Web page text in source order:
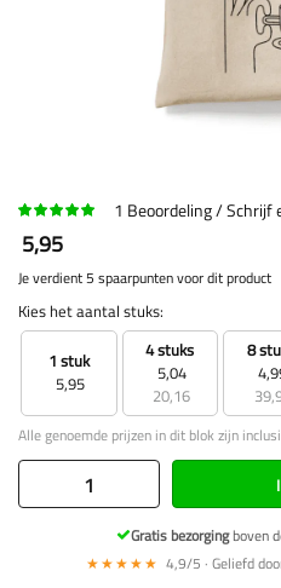
1 Beoordeling Schrijf
5,95
Je verdient 5 spaarpunten voor dit product
Kies het aantal stuks:
1 stuk
5,95
4 stuks
5,04
20,16
8
Alle genoemde prijzen in dit blok zijn
Gratis bezorgingboven
★★★★★ 4,9/5 · Geliefd